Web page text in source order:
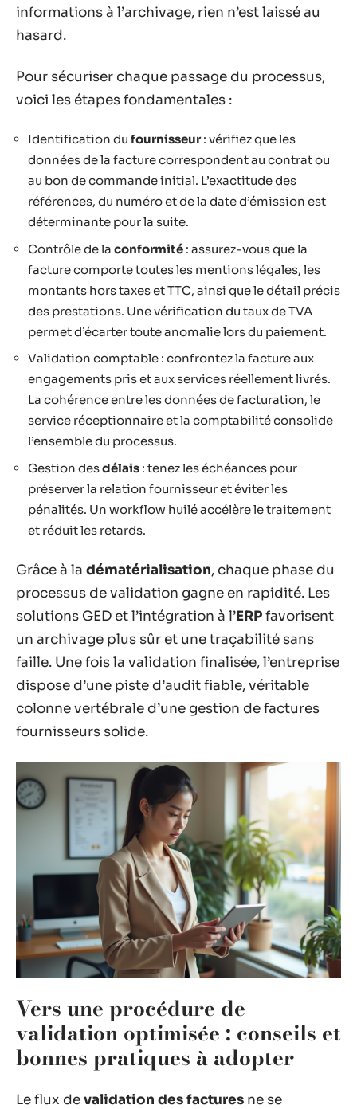
informations à l’archivage, rien n’est laissé au
hasard.
Pour sécuriser chaque passage du processus,
voici les étapes fondamentales :
Identification du fournisseur: vérifiez que les
données de la facture correspondent au contrat ou
au bon de commande initial. L’exactitude des
références, du numéro et de la date d’émission est
déterminante pour la suite.
Contrôle de la conformité : assurez-vous que la
facture comporte toutes les mentions légales, les
montants hors taxes et TTC, ainsi que le détail précis
des prestations. Une vérification du taux de TVA
permet d’écarter toute anomalie lors du paiement.
Validation comptable : confrontez la facture aux
engagements pris et aux services réellement livrés.
La cohérence entre les données de facturation, le
service réceptionnaire et la comptabilité consolide
l’ensemble du processus.
Gestion desdélais : tenez les échéances pour
préserver la relation fournisseur et éviter les
pénalités. Un workflow huilé accélère le traitement
et réduit les retards.
Grâce à la dématérialisation, chaque phase du
processus de validation gagne en rapidité. Les
solutions GED et l’intégration à l’ERPfavorisent
un archivage plus sûr et une traçabilité sans
faille. Une fois la validation finalisée, l’entreprise
dispose d’une piste d’audit fiable, véritable
colonne vertébrale d’une gestion de factures
fournisseurs solide.
Vers une procédure de
validation optimisée : conseils et
bonnes pratiques à adopter
Le flux devalidation des factures ne se